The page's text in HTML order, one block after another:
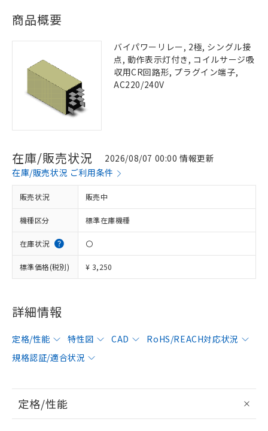
商品概要
バイパワーリレー, 2極, シングル接
点, 動作表示灯付き, コイルサージ吸
収用CR回路形, プラグイン端子,
AC220/240V
在庫/販売状況
2026/08/07 00:00 情報更新
在庫/販売状況 ご利用条件
販売状況 販売中
機種区分 標準在庫機種
在庫状況 〇
標準価格(税別) ¥ 3,250
詳細情報
定格/性能 特性図 CAD
RoHS/REACH対応状況
規格認証/適合状況
定格/性能